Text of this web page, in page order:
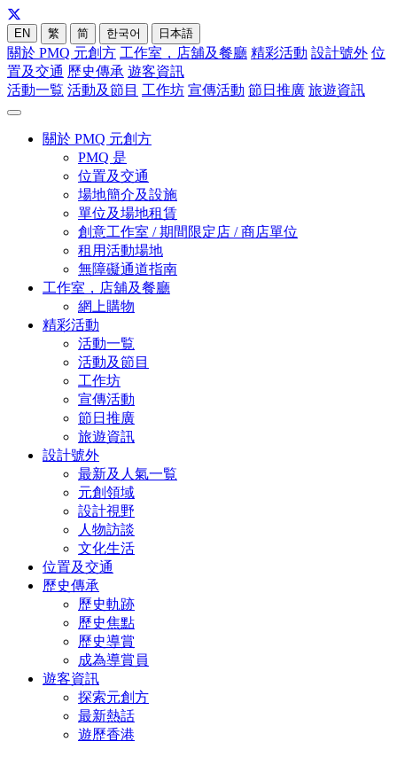
EN 繁 简 한국어 日本語
關於 PMQ 元創方 工作室，店舖及餐廳 精彩活動 設計號外 位
置及交通 歷史傳承 遊客資訊
活動一覧 活動及節目 工作坊 宣傳活動 節日推廣 旅遊資訊
關於 PMQ 元創方
PMQ 是
位置及交通
場地簡介及設施
單位及場地租賃
創意工作室 / 期間限定店 / 商店單位
租用活動場地
無障礙通道指南
工作室，店舖及餐廳
網上購物
精彩活動
活動一覧
活動及節目
工作坊
宣傳活動
節日推廣
旅遊資訊
設計號外
最新及人氣一覧
元創領域
設計視野
人物訪談
文化生活
位置及交通
歷史傳承
歷史軌跡
歷史焦點
歷史導賞
成為導賞員
遊客資訊
探索元創方
最新熱話
遊歷香港